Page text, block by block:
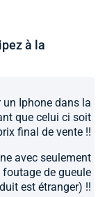
à la
Iphone dans la
que celui ci soit
final de vente !!
avec seulement
foutage de gueule
est étranger) !!